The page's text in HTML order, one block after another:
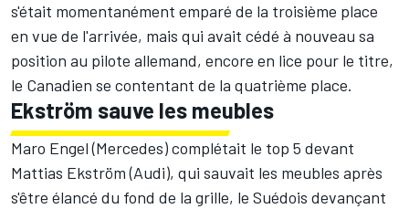
s'était momentanément emparé de la troisième place
en vue de l'arrivée, mais qui avait cédé à nouveau sa
position au pilote allemand, encore en lice pour le titre,
le Canadien se contentant de la quatrième place.
Ekström sauve les meubles
Maro Engel (Mercedes) complétait le top 5 devant
Mattias Ekström (Audi), qui sauvait les meubles après
s'être élancé du fond de la grille, le Suédois devançant